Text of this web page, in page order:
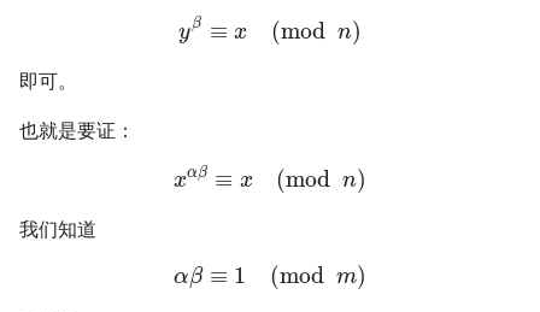
yβ ≡ x (mod n)
即可。
也就是要证：
xαβ ≡ x (mod n)
我们知道
αβ ≡ 1 (mod m)